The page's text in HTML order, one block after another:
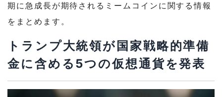
期に急成長が期待されるミームコインに関する情報
をまとめます。
トランプ大統領が国家戦略的準備
金に含める5つの仮想通貨を発表